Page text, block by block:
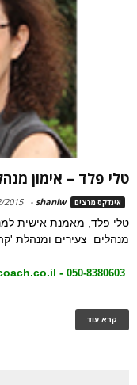
טלי פלד – אימון
אינדקס מרצים shaniw
-
2015
טלי פלד, מאמנת אישית
מנהלים צעירים ומנהלת
050-8380603
-
קרא עוד